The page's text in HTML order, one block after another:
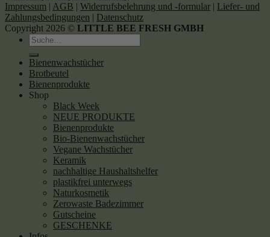
Impressum | AGB | Widerrufsbelehrung und -formular | Liefer- und
Zahlungsbedingungen | Datenschutz
Copyright 2026 © LITTLE BEE FRESH GMBH
Suche
nach:
Bienenwachstücher
Brotbeutel
Bienenprodukte
Shop
Black Week
NEUE PRODUKTE
Bienenprodukte
Bio-Bienenwachstücher
Vegane Wachstücher
Keramik
nachhaltige Haushaltshelfer
plastikfrei unterwegs
Naturkosmetik
Zerowaste Badezimmer
Gutscheine
GESCHENKE